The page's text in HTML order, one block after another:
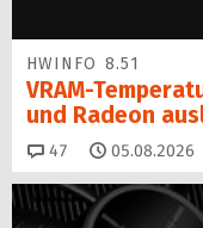
HWINFO 8.51
VRAM-
und Radeon
47 Kommentare
05.08.2026